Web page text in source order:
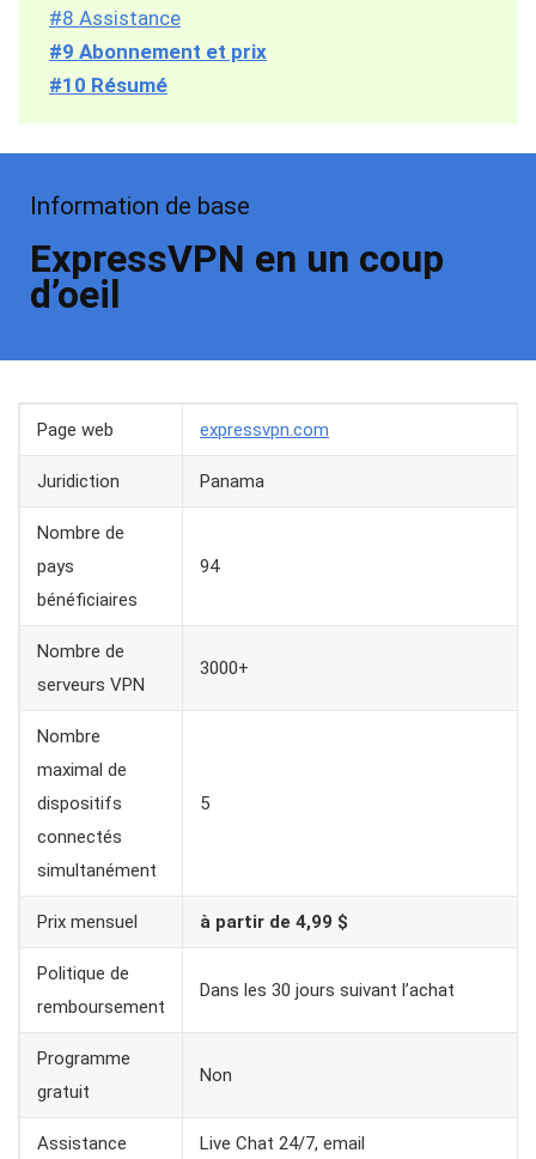
#8 Assistance
#9 Abonnement et prix
#10 Résumé
Information de base
ExpressVPN en un coup
d’oeil
Page web expressvpn.com
Juridiction Panama
Nombre de
pays
bénéficiaires
94
Nombre de
serveurs VPN
3000+
Nombre
maximal de
dispositifs
connectés
simultanément
5
Prix mensuel à partir de 4,99 $
Politique de
remboursement
Dans les 30 jours suivant l’achat
Programme
gratuit
Non
Assistance Live Chat 24/7, email